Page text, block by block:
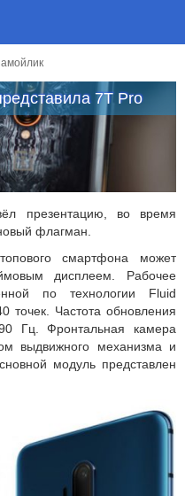
7T Pro
презентацию, во время
флагман.
смартфона может
дисплеем. Рабочее
по технологии Fluid
точек. Частота обновления
Гц. Фронтальная камера
выдвижного механизма и
модуль представлен